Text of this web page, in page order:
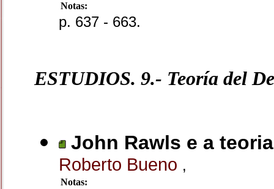
Notas:
p. 637 - 663.
ESTUDIOS. 9.- Teoría del
John Rawls e a
Roberto Bueno ,
Notas: